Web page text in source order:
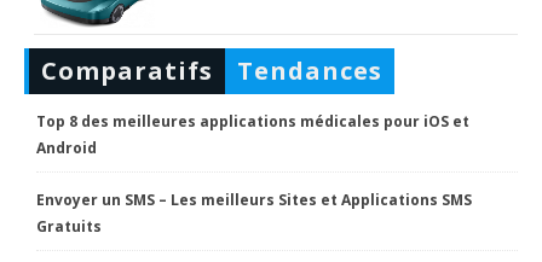
Comparatifs Tendances
Top 8 des meilleures applications médicales pour iOS et
Android
Envoyer un SMS – Les meilleurs Sites et Applications SMS
Gratuits